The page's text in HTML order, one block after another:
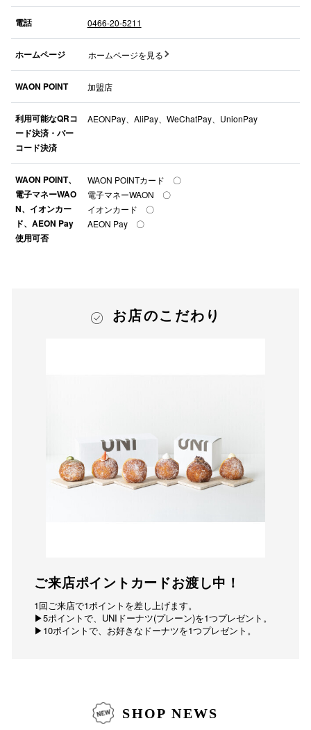
電話 0466-20-5211
ホームページ ホームページを見る
WAON POINT 加盟店
利用可能なQRコ
ード決済・バー
コード決済
AEONPay、AliPay、WeChatPay、UnionPay
WAON POINT、
電子マネーWAO
N、イオンカー
ド、AEON Pay
使用可否
WAON POINTカード 〇
電子マネーWAON 〇
イオンカード 〇
AEON Pay 〇
お店のこだわり
ご来店ポイントカードお渡し中！
1回ご来店で1ポイントを差し上げます。
▶5ポイントで、UNIドーナツ(プレーン)を1つプレゼント。
▶10ポイントで、お好きなドーナツを1つプレゼント。
SHOP NEWS